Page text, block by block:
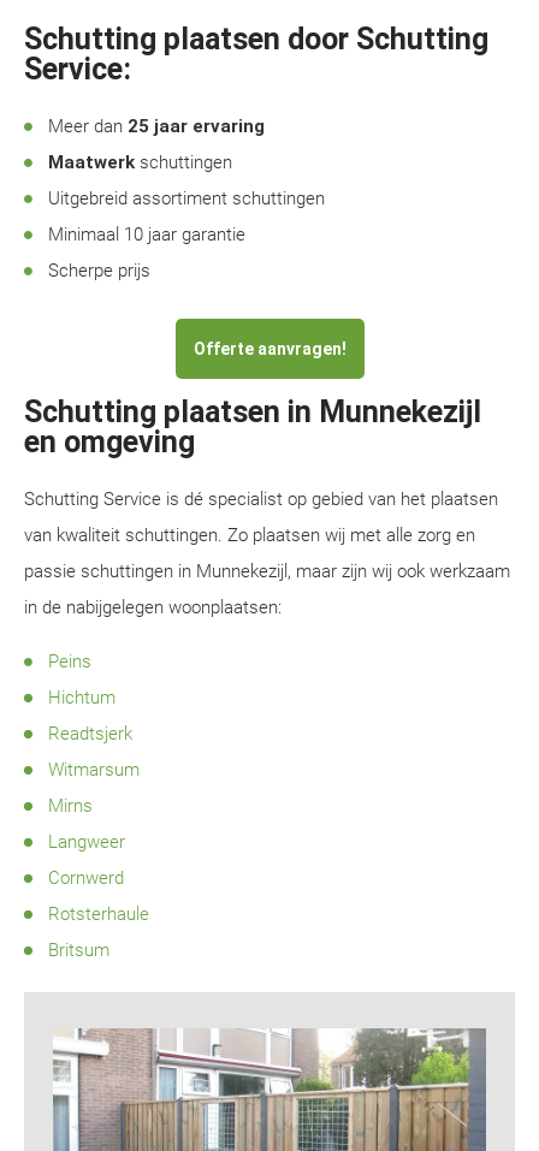
Schutting plaatsen door Schutting
Service:
Meer dan 25 jaar ervaring
Maatwerk schuttingen
Uitgebreid assortiment schuttingen
Minimaal 10 jaar garantie
Scherpe prijs
Offerte aanvragen!
Schutting plaatsen in Munnekezijl
en omgeving
Schutting Service is dé specialist op gebied van het plaatsen
van kwaliteit schuttingen. Zo plaatsen wij met alle zorg en
passie schuttingen in Munnekezijl, maar zijn wij ook werkzaam
in de nabijgelegen woonplaatsen:
Peins
Hichtum
Readtsjerk
Witmarsum
Mirns
Langweer
Cornwerd
Rotsterhaule
Britsum